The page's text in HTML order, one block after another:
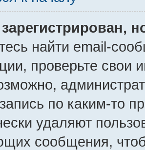
найти email-
проверьте свои
по каким-то
удаляют
сообщения,